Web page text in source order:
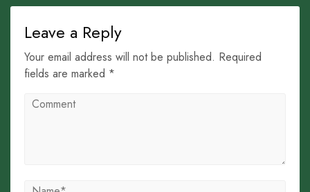
Leave a Reply
Your email address will not be published. Required
fields are marked *